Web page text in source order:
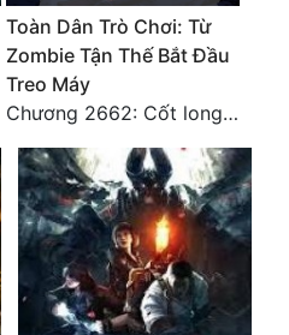
Toàn Dân Trò Chơi: Từ
Zombie Tận Thế Bắt Đầu
Treo Máy
Chương 2662: Cốt long tiểu đội